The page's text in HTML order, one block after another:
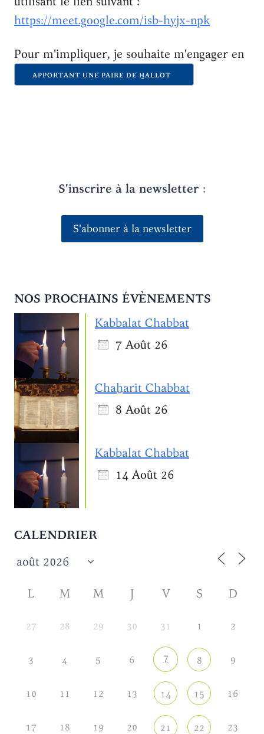
https://meet.google.com/isb-hyjx-npk
Pour m'impliquer, je souhaite m'engager en
APPORTANT UNE PAIRE DE H̱ALLOT
S'inscrire à la newsletter :
S'abonner à la newsletter
NOS PROCHAINS ÉVÈNEMENTS
Kabbalat Chabbat
7 Août 26
Chaẖarit Chabbat
8 Août 26
Kabbalat Chabbat
14 Août 26
CALENDRIER
L M M J V S D
27 28 29 30 31 1 2
3 4 5 6 7 8 9
10 11 12 13 14 15 16
17 18 19 20 21 22 23